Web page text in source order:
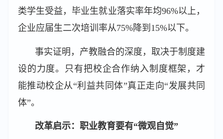
类学生受益，毕业生就业落实率年均96%以上，
企业应届生二次培训率从75%降到15%以下。
事实证明，产教融合的深度，取决于制度建
设的力度。只有把校企合作纳入制度框架，才
能推动校企从“利益共同体”真正走向“发展共同
体”。
改革启示：职业教育要有“微观自觉”